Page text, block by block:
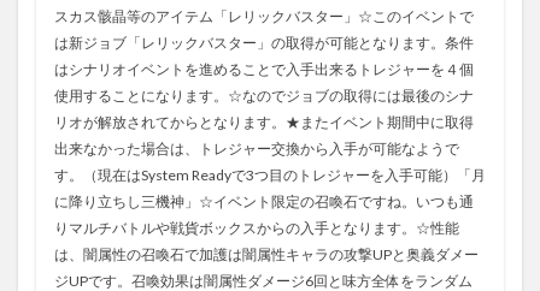
スカス骸晶等のアイテム「レリックバスター」☆このイベントで
は新ジョブ「レリックバスター」の取得が可能となります。条件
はシナリオイベントを進めることで入手出来るトレジャーを４個
使用することになります。☆なのでジョブの取得には最後のシナ
リオが解放されてからとなります。★またイベント期間中に取得
出来なかった場合は、トレジャー交換から入手が可能なようで
す。（現在はSystem Readyで3つ目のトレジャーを入手可能）「月
に降り立ちし三機神」☆イベント限定の召喚石ですね。いつも通
りマルチバトルや戦貨ボックスからの入手となります。☆性能
は、闇属性の召喚石で加護は闇属性キャラの攻撃UPと奥義ダメー
ジUPです。召喚効果は闇属性ダメージ6回と味方全体をランダム